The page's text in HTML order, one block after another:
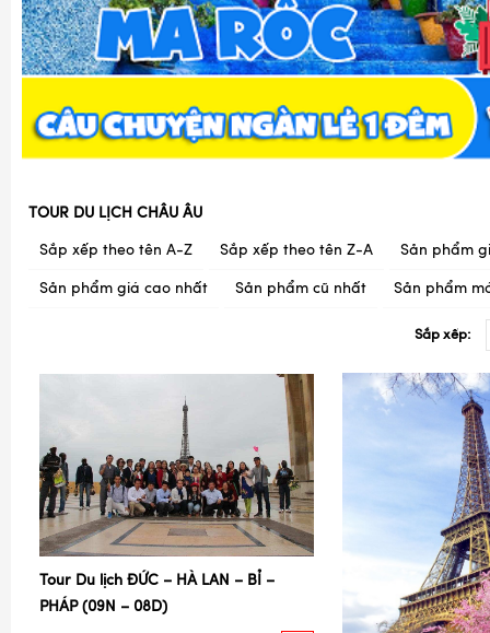
TOUR DU LỊCH CHÂU ÂU
Sắp xếp theo tên A-Z Sắp xếp theo tên Z-A Sản phẩm
Sản phẩm giá cao nhất Sản phẩm cũ nhất Sản phẩm
Sắp xếp:
Tour Du lịch ĐỨC – HÀ LAN – BỈ –
PHÁP (09N – 08D)